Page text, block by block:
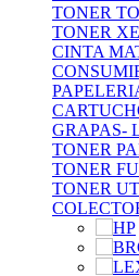
TONER
TONER
CINTA
GRAPAS-
TONER
TONER
TONER